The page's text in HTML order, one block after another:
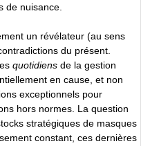
de nuisance.
un révélateur (au sens
du présent.
quotidiens de la gestion
en cause, et non
exceptionnels pour
hors normes. La question
stratégiques de masques
constant, ces dernières